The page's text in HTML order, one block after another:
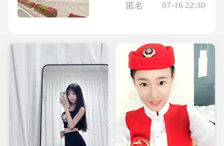
匿名
07-16 22:30